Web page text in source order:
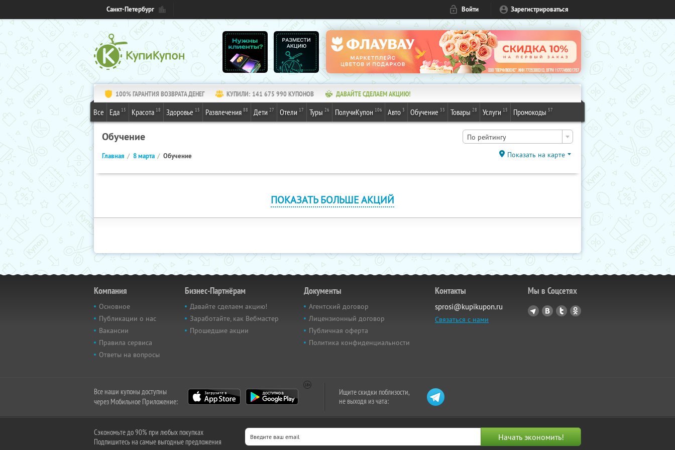
Санкт-Петербург Войти Зарегистрироваться
100% ГАРАНТИЯ ВОЗВРАТА ДЕНЕГ КУПИЛИ: 141 675 990КУПОНОВ ДАВАЙТЕ СДЕЛАЕМ АКЦИЮ!
Все Еда 15 Красота 18 Здоровье 15 Развлечения 88 Дети 27 Отели 17 Туры 26 ПолучиКупон 106 Авто 3 Обучение 33 Товары 28 Услуги 15 Промокоды 57
Обучение По рейтингу
Главная 8 марта Обучение Показать на карте
ПОКАЗАТЬ БОЛЬШЕ АКЦИЙ
Компания
Основное
Публикации о нас
Вакансии
Правила сервиса
Ответы на вопросы
Бизнес-Партнёрам
Давайте сделаем акцию!
Заработайте, как Вебмастер
Прошедшие акции
Документы
Агентский договор
Лицензионный договор
Публичная оферта
Политика конфиденциальности
Контакты
sprosi@kupikupon.ru
Связаться с нами
Мы в Соцсетях
Все наши купоны доступны
через Мобильное Приложение:
Ищите скидки поблизости,
не выходя из чата:
Сэкономьте до 90% при любых покупках
Подпишитесь на самые выгодные предложения